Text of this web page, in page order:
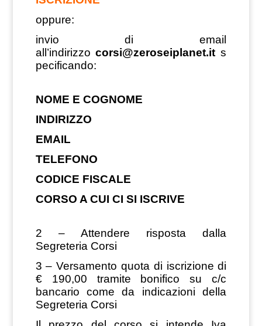
oppure:
invio di email
all’indirizzocorsi@zeroseiplanet.it s
pecificando:
NOME E COGNOME
INDIRIZZO
EMAIL
TELEFONO
CODICE FISCALE
CORSO A CUI CI SI ISCRIVE
2 – Attendere risposta dalla
Segreteria Corsi
3 – Versamento quota di iscrizione di
€ 190,00 tramite bonifico su c/c
bancario come da indicazioni della
Segreteria Corsi